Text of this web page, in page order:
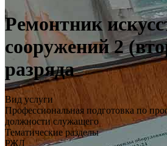
Ремонтник
сооружений 2
разряда
Вид услуги
Профессиональная подготовка по
должности служащего
Тематические разделы
РЖД